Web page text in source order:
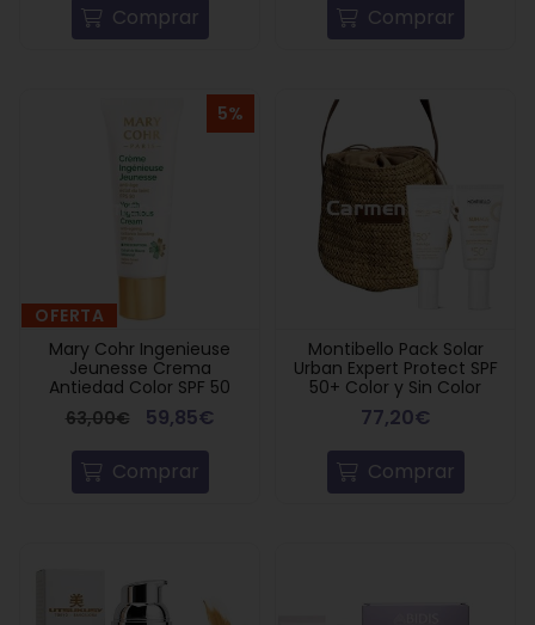
Comprar
Comprar
5%
OFERTA
Mary Cohr Ingenieuse
Jeunesse Crema
Antiedad Color SPF 50
63,00€
59,85€
Comprar
Montibello Pack Solar
Urban Expert Protect SPF
50+ Color y Sin Color
77,20€
Comprar